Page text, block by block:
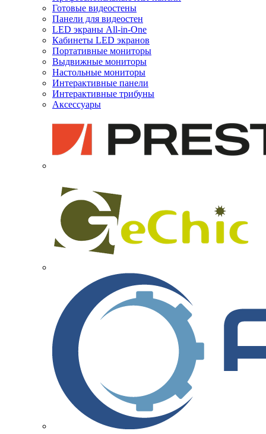
Готовые видеостены
Панели для видеостен
LED экраны All-in-One
Кабинеты LED экранов
Портативные мониторы
Выдвижные мониторы
Настольные мониторы
Интерактивные панели
Интерактивные трибуны
Аксессуары